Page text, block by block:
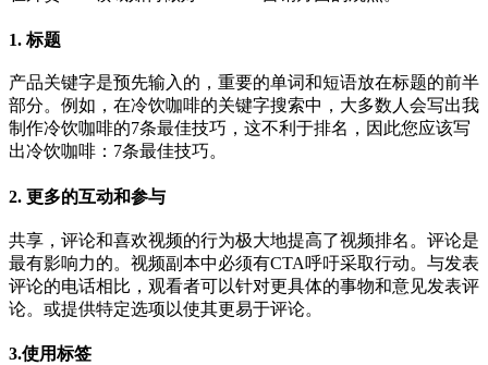
1. 标题
产品关键字是预先输入的，重要的单词和短语放在标题的前半
部分。例如，在冷饮咖啡的关键字搜索中，大多数人会写出我
制作冷饮咖啡的7条最佳技巧，这不利于排名，因此您应该写
出冷饮咖啡：7条最佳技巧。
2. 更多的互动和参与
共享，评论和喜欢视频的行为极大地提高了视频排名。评论是
最有影响力的。视频副本中必须有CTA呼吁采取行动。与发表
评论的电话相比，观看者可以针对更具体的事物和意见发表评
论。或提供特定选项以使其更易于评论。
3.使用标签